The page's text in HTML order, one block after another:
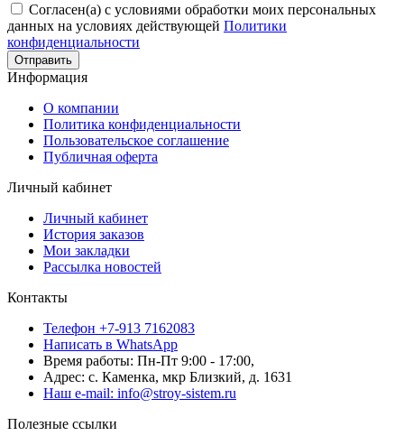
Согласен(а) с условиями обработки моих персональных
данных на условиях действующей Политики
конфиденциальности
Отправить
Информация
О компании
Политика конфиденциальности
Пользовательское соглашение
Публичная оферта
Личный кабинет
Личный кабинет
История заказов
Мои закладки
Рассылка новостей
Контакты
Телефон +7-913 7162083
Написать в WhatsApp
Время работы: Пн-Пт 9:00 - 17:00,
Адрес: с. Каменка, мкр Близкий, д. 1631
Наш e-mail: info@stroy-sistem.ru
Полезные ссылки